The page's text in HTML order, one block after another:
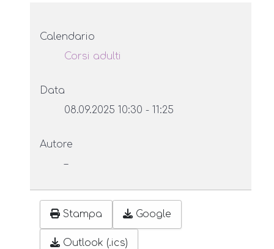
Calendario
Corsi adulti
Data
08.09.2025 10:30 - 11:25
Autore
–
Stampa Google
Outlook (.ics)